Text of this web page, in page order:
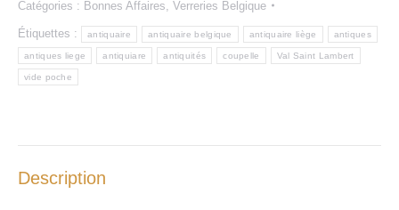
Catégories : Bonnes Affaires Verreries Belgique
Étiquettes : antiquaire antiquaire belgique antiquaire liège antiques
antiques liege antiquiare antiquités coupelle Val Saint Lambert
vide poche
Description